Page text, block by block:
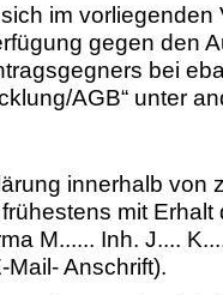
im vorliegenden
gegen den
bei
AGB“ unter
innerhalb
mit
M...... Inh. J....
Anschrift).